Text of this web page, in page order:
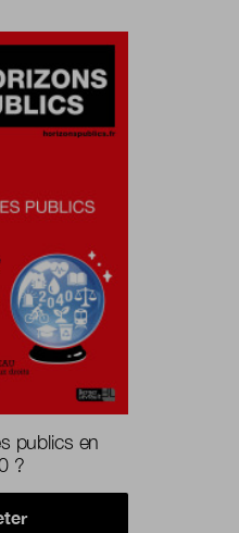
publics en
?